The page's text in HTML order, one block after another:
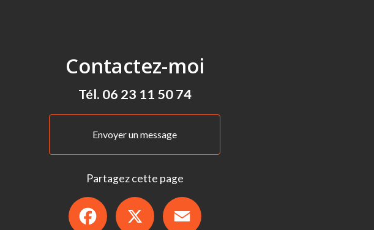
Contactez-moi
Tél. 06 23 11 50 74
Envoyer un message
Partagez cette page
Facebook